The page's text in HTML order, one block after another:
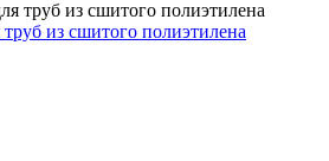
из сшитого полиэтилена